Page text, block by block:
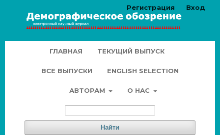
ГЛАВНАЯ ТЕКУЩИЙ ВЫПУСК
ВСЕ ВЫПУСКИ ENGLISH SELECTION
АВТОРАМ О НАС
Найти
Регистрация Вход